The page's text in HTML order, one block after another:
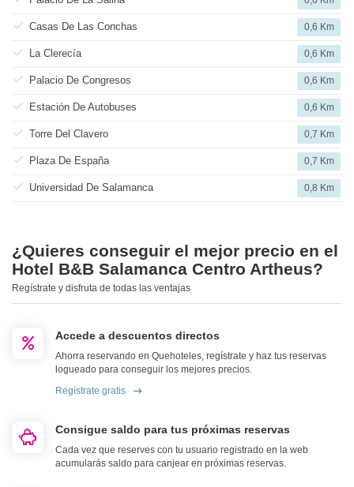
Casas De Las Conchas 0,6 Km
La Clerecía 0,6 Km
Palacio De Congresos 0,6 Km
Estación De Autobuses 0,6 Km
Torre Del Clavero 0,7 Km
Plaza De España 0,7 Km
Universidad De Salamanca 0,8 Km
¿Quieres conseguir el mejor precio en el
Hotel B&B Salamanca Centro Artheus?
Regístrate y disfruta de todas las ventajas
Accede a descuentos directos
Ahorra reservando en Quehoteles, regístrate y haz tus reservas
logueado para conseguir los mejores precios.
Regístrate gratis
Consigue saldo para tus próximas reservas
Cada vez que reserves con tu usuario registrado en la web
acumularás saldo para canjear en próximas reservas.